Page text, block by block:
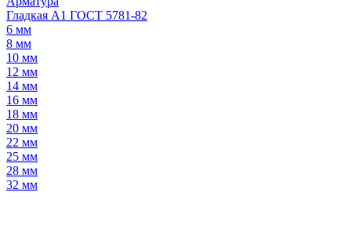
Гладкая А1 ГОСТ 5781-82
6 мм
8 мм
10 мм
12 мм
14 мм
16 мм
18 мм
20 мм
22 мм
25 мм
28 мм
32 мм